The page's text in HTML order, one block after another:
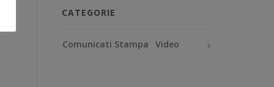
CATEGORIE
Comunicati Stampa Video